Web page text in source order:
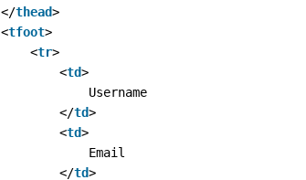
</thead>
<tfoot>
<tr>
<td>
Username
</td>
<td>
Email
</td>